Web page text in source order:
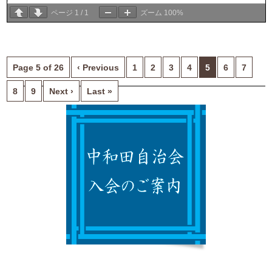
ページ 1 / 1 ズーム 100%
Page 5 of 26 ‹ Previous 1 2 3 4 5 6 7
8 9 Next › Last »